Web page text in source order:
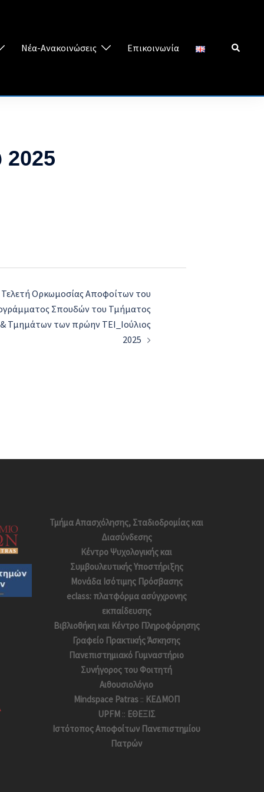
Νέα-Ανακοινώσεις Επικοινωνία Search
2025
Ορκωμοσίας Αποφοίτων του
Σπουδών του Τμήματος
Τμημάτων των πρώην ΤΕΙ_Ιούλιος
2025
Τμήμα Απασχόλησης, Σταδιοδρομίας και
Διασύνδεσης
Κέντρο Ψυχολογικής και
Συμβουλευτικής Υποστήριξης
Μονάδα Ισότιμης Πρόσβασης
eclass: πλατφόρμα ασύγχρονης
εκπαίδευσης
Βιβλιοθήκη και Κέντρο Πληροφόρησης
Γραφείο Πρακτικής Άσκησης
Πανεπιστημιακό Γυμναστήριο
Συνήγορος του Φοιτητή
Αιθουσιολόγιο
Mindspace Patras:: ΚΕΔΜΟΠ
UPFM:: ΕΘΕΞΙΣ
Ιστότοπος Αποφoίτων Πανεπιστημίου
Πατρών